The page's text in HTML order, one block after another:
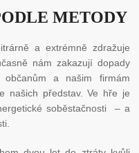
METODY
a extrémně zdražuje
nám zakazují dopady
občanům a našim firmám
našich představ. Ve hře je
soběstačnosti – a